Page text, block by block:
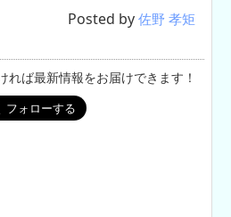
Posted by 佐野 孝矩
ば最新情報をお届けできます！